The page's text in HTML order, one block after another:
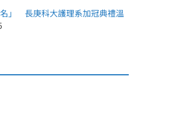
名」 長庚科大護理系加冠典禮溫